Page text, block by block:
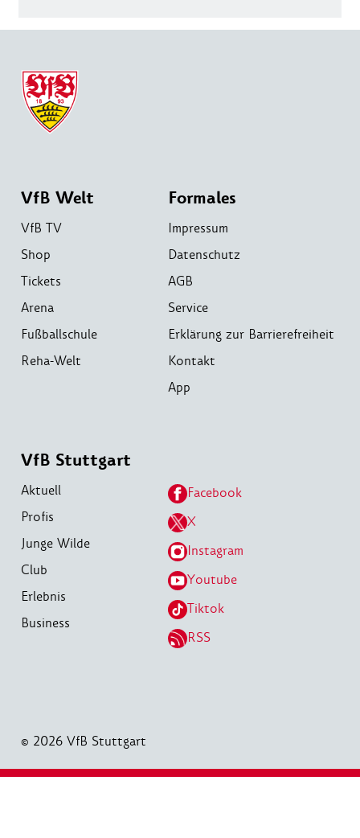
VfB Welt
VfB TV
Shop
Tickets
Arena
Fußballschule
Reha-Welt
Formales
Impressum
Datenschutz
AGB
Service
Erklärung zur Barrierefreiheit
Kontakt
App
VfB Stuttgart
Aktuell
Profis
Junge Wilde
Club
Erlebnis
Business
Facebook
X
Instagram
Youtube
Tiktok
RSS
© 2026 VfB Stuttgart